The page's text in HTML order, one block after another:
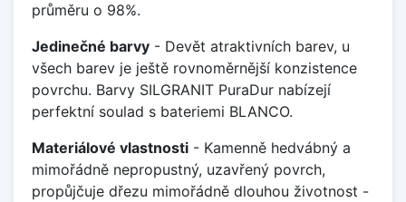
průměru o 98%.
Jedinečné barvy - Devět atraktivních barev, u
všech barev je ještě rovnoměrnější konzistence
povrchu. Barvy SILGRANIT PuraDur nabízejí
perfektní soulad s bateriemi BLANCO.
Materiálové vlastnosti - Kamenně hedvábný a
mimořádně nepropustný, uzavřený povrch,
propůjčuje dřezu mimořádně dlouhou životnost -